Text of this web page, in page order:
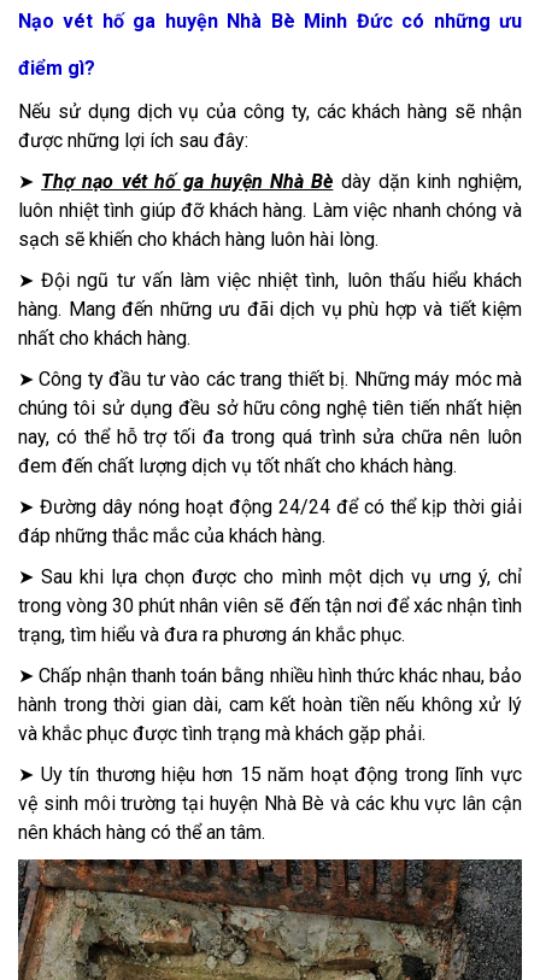
Nạo vét hố ga huyện Nhà Bè Minh Đức có những ưu
điểm gì?
Nếu sử dụng dịch vụ của công ty, các khách hàng sẽ nhận
được những lợi ích sau đây:
➤ Thợ nạo vét hố ga huyện Nhà Bè dày dặn kinh nghiệm,
luôn nhiệt tình giúp đỡ khách hàng. Làm việc nhanh chóng và
sạch sẽ khiến cho khách hàng luôn hài lòng.
➤ Đội ngũ tư vấn làm việc nhiệt tình, luôn thấu hiểu khách
hàng. Mang đến những ưu đãi dịch vụ phù hợp và tiết kiệm
nhất cho khách hàng.
➤ Công ty đầu tư vào các trang thiết bị. Những máy móc mà
chúng tôi sử dụng đều sở hữu công nghệ tiên tiến nhất hiện
nay, có thể hỗ trợ tối đa trong quá trình sửa chữa nên luôn
đem đến chất lượng dịch vụ tốt nhất cho khách hàng.
➤ Đường dây nóng hoạt động 24/24 để có thể kịp thời giải
đáp những thắc mắc của khách hàng.
➤ Sau khi lựa chọn được cho mình một dịch vụ ưng ý, chỉ
trong vòng 30 phút nhân viên sẽ đến tận nơi để xác nhận tình
trạng, tìm hiểu và đưa ra phương án khắc phục.
➤ Chấp nhận thanh toán bằng nhiều hình thức khác nhau, bảo
hành trong thời gian dài, cam kết hoàn tiền nếu không xử lý
và khắc phục được tình trạng mà khách gặp phải.
➤ Uy tín thương hiệu hơn 15 năm hoạt động trong lĩnh vực
vệ sinh môi trường tại huyện Nhà Bè và các khu vực lân cận
nên khách hàng có thể an tâm.